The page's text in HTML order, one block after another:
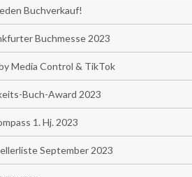
Buchverkauf!
Buchmesse 2023
Media Control & TikTok
Buch-Award 2023
1. Hj. 2023
September 2023